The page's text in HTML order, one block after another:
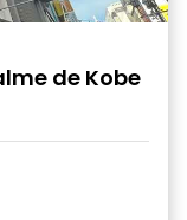
de Kobe